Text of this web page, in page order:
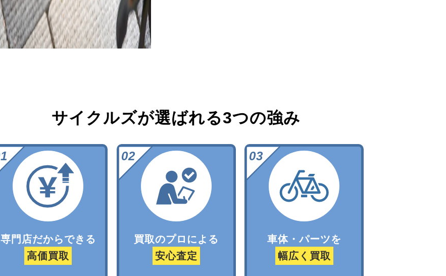
サイクルズが選ばれる3つの強み
専門店だからできる
高価買取
買取のプロによる
安心査定
車体・パーツを
幅広く買取